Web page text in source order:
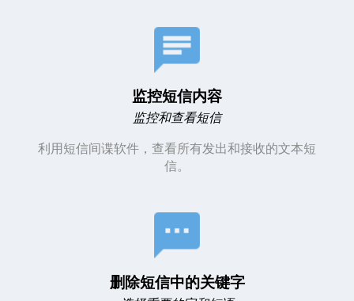
监控短信内容
监控和查看短信
利用短信间谍软件，查看所有发出和接收的文本短
信。
删除短信中的关键字